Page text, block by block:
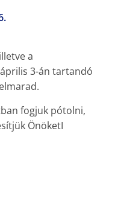
a
3-án tartandó
fogjuk pótolni,
ÖnöketI